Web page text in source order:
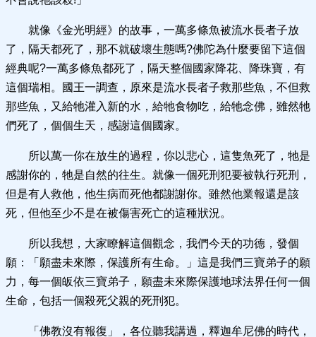
就像《金光明經》的故事，一萬多條魚被流水長者子放
了，隔天都死了，那不就破壞生態嗎?佛陀為什麼要留下這個
經典呢?一萬多條魚都死了，隔天整個國家降花、降珠寶，有
這個瑞相。國王一調查，原來是流水長者子救那些魚，不但救
那些魚，又給牠灌入新的水，給牠食物吃，給牠念佛，雖然牠
們死了，個個生天，感謝這個國家。
所以萬一你在放生的過程，你以悲心，這隻魚死了，牠是
感謝你的，牠是自然的往生。就像一個死刑犯要被執行死刑，
但是有人救他，他生病而死他都謝謝你。雖然他業報還是該
死，但他至少不是在被傷害死亡的這種狀況。
所以我想，大家瞭解這個觀念，我們今天的功德，發個
願：「願盡未來際，保護所有生命。」這是我們三寶弟子的願
力，每一個皈依三寶弟子，願盡未來際保護地球法界任何一個
生命，包括一個殺死父親的死刑犯。
「佛教沒有報復」，各位聽我講過，釋迦牟尼佛的時代，